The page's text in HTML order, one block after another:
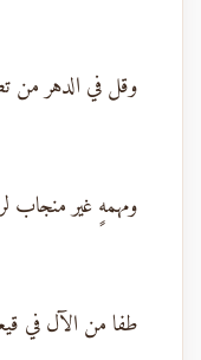
وقل في الدهر من
ومهمهٍ غير منجاب
طفا من الآل في